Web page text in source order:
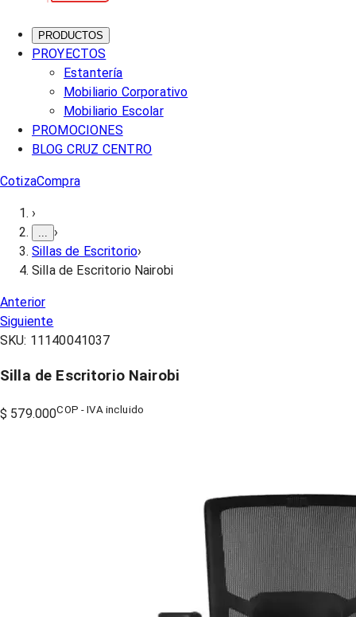
PRODUCTOS
PROYECTOS
Estantería
Mobiliario Corporativo
Mobiliario Escolar
PROMOCIONES
BLOG CRUZ CENTRO
CotizaCompra
›
›
Sillas de Escritorio›
Silla de Escritorio Nairobi
Anterior
Siguiente
SKU: 11140041037
Silla de Escritorio Nairobi
$ 579.000COP - IVA incluido